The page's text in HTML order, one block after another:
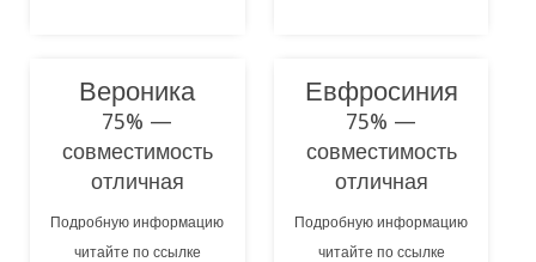
Вероника
75% —
совместимость
отличная
Подробную информацию
читайте по ссылке
Евфросиния
75% —
совместимость
отличная
Подробную информацию
читайте по ссылке